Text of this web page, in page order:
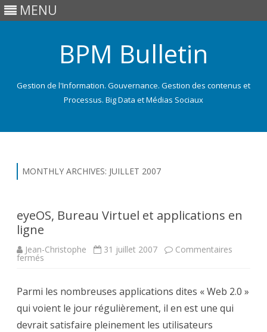
MENU
BPM Bulletin
Gestion de l'Information. Gouvernance. Gestion des contenus et
Processus. Big Data et Médias Sociaux
MONTHLY ARCHIVES: JUILLET 2007
eyeOS, Bureau Virtuel et applications en
ligne
Jean-Christophe 31 juillet 2007 Commentaires
fermés
et
applications
en
ligne
Parmi les nombreuses applications dites « Web 2.0 »
qui voient le jour régulièrement, il en est une qui
devrait satisfaire pleinement les utilisateurs